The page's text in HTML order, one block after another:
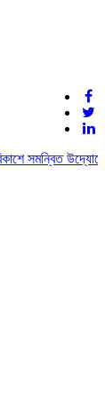
সমন্বিত উদ্যোগের